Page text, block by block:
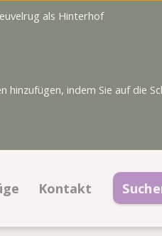
als Hinterhof
hinzufügen, indem Sie auf die
Kontakt